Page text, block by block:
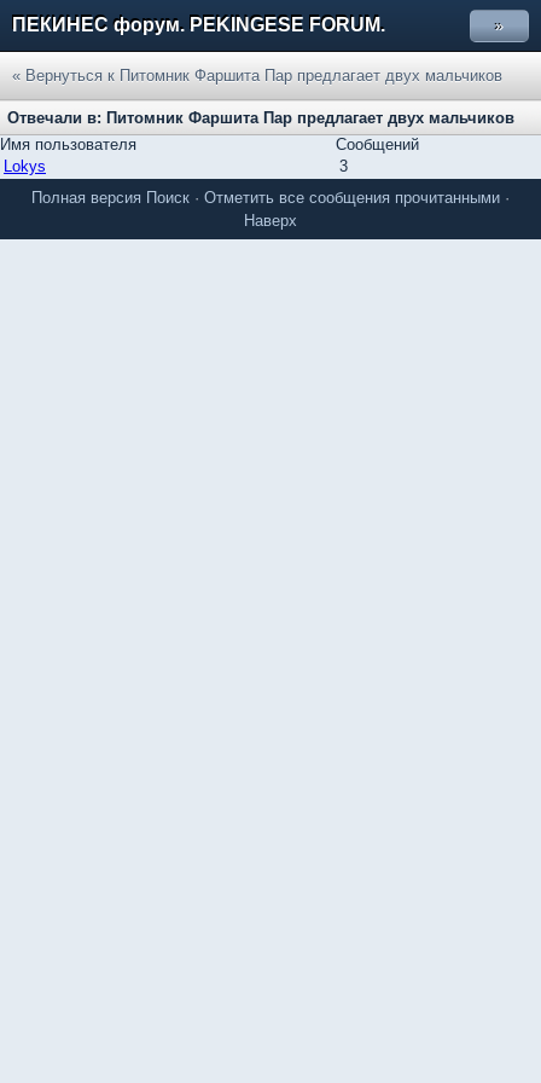
ПЕКИНЕС форум. PEKINGESE FORUM. »
« Вернуться к Питомник Фаршита Пар предлагает двух мальчиков
Отвечали в: Питомник Фаршита Пар предлагает двух мальчиков
Имя пользователя
Сообщений
Lokys
3
Полная версия Поиск · Отметить все сообщения прочитанными ·
Наверх